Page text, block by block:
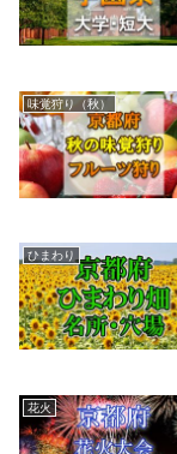
味覚狩り（秋）
ひまわり
花火